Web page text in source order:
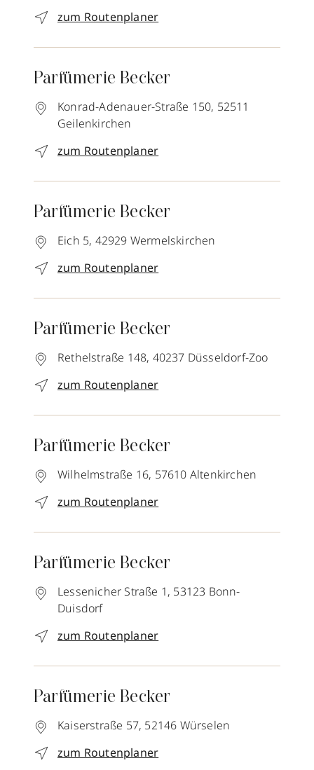
zum Routenplaner
Parfümerie Becker
Konrad-Adenauer-Straße 150, 52511
Geilenkirchen
zum Routenplaner
Parfümerie Becker
Eich 5, 42929 Wermelskirchen
zum Routenplaner
Parfümerie Becker
Rethelstraße 148, 40237 Düsseldorf-Zoo
zum Routenplaner
Parfümerie Becker
Wilhelmstraße 16, 57610 Altenkirchen
zum Routenplaner
Parfümerie Becker
Lessenicher Straße 1, 53123 Bonn-
Duisdorf
zum Routenplaner
Parfümerie Becker
Kaiserstraße 57, 52146 Würselen
zum Routenplaner